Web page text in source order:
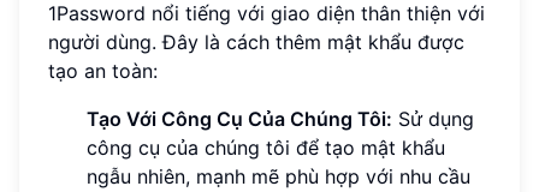
1Password nổi tiếng với giao diện thân thiện với
người dùng. Đây là cách thêm mật khẩu được
tạo an toàn:
Tạo Với Công Cụ Của Chúng Tôi: Sử dụng
công cụ của chúng tôi để tạo mật khẩu
ngẫu nhiên, mạnh mẽ phù hợp với nhu cầu